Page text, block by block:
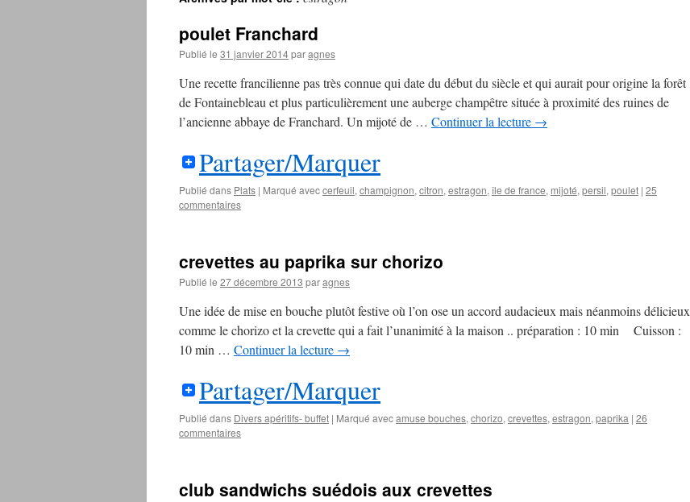
poulet Franchard
Publié le 31 janvier 2014paragnes
Une recette francilienne pas très connue qui date du début du siècle et qui aurait pour origine la forêt
de Fontainebleau et plus particulièrement une auberge champêtre située à proximité des ruines de
l’ancienne abbaye de Franchard. Un mijoté de … Continuer la lecture →
Partager/Marquer
Publié dans Plats | Marqué aveccerfeuil, champignon, citron, estragon, île de france, mijoté, persil, poulet | 25
commentaires
crevettes au paprika sur chorizo
Publié le 27 décembre 2013 paragnes
Une idée de mise en bouche plutôt festive où l’on ose un accord audacieux mais néanmoins délicieux
comme le chorizo et la crevette qui a fait l’unanimité à la maison .. préparation : 10 min Cuisson :
10 min … Continuer la lecture →
Partager/Marquer
Publié dans Divers apéritifs- buffet | Marqué avecamuse bouches, chorizo, crevettes, estragon, paprika | 26
commentaires
club sandwichs suédois aux crevettes